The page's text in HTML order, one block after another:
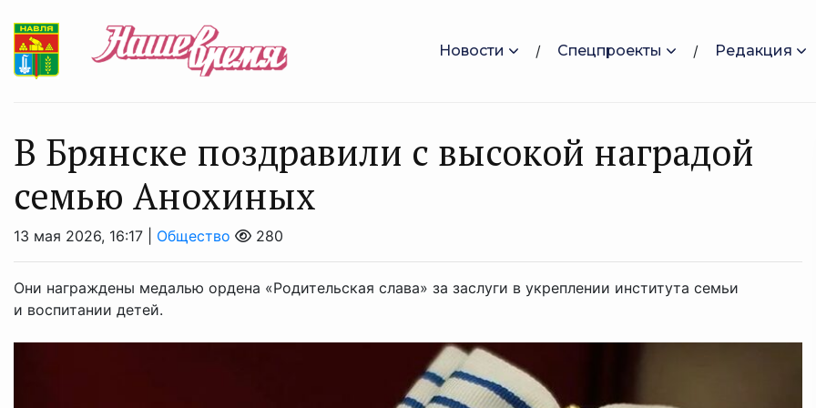
Новости Спецпроекты Редакция
В Брянске поздравили с высокой наградой
семью Анохиных
13 мая 2026, 16:17 | Общество 280
Они награждены медалью ордена «Родительская слава» за заслуги в укреплении института семьи
и воспитании детей.